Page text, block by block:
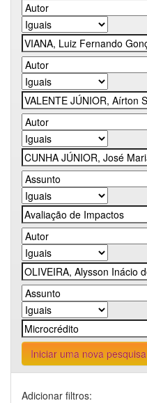
Iniciar uma nova pesquisa
Adicionar filtros: